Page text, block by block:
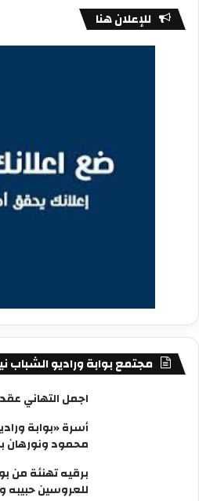
للإعلان هنا
مجتمع بوابة وراديو الشباب
اجمل التهاني
أسرة «بوابة
محمود ونورهان
برقيه تهنئة من
للعروسين حبيبه